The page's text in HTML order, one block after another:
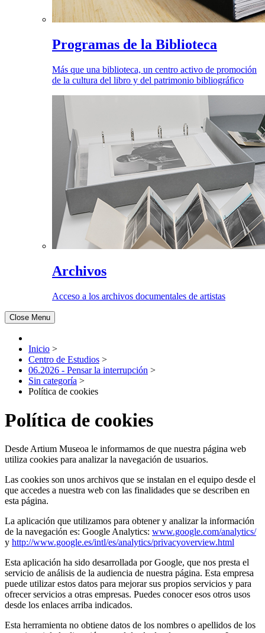
Programas de la Biblioteca
Más que una biblioteca, un centro activo de promoción
de la cultura del libro y del patrimonio bibliográfico
Archivos
Acceso a los archivos documentales de artistas
Close Menu
Inicio >
Centro de Estudios >
06.2026 - Pensar la interrupción >
Sin categoría >
Política de cookies
Política de cookies
Desde Artium Museoa le informamos de que nuestra página web
utiliza cookies para analizar la navegación de usuarios.
Las cookies son unos archivos que se instalan en el equipo desde el
que accedes a nuestra web con las finalidades que se describen en
esta página.
La aplicación que utilizamos para obtener y analizar la información
de la navegación es: Google Analytics: www.google.com/analytics/
y http://www.google.es/intl/es/analytics/privacyoverview.html
Esta aplicación ha sido desarrollada por Google, que nos presta el
servicio de análisis de la audiencia de nuestra página. Esta empresa
puede utilizar estos datos para mejorar sus propios servicios y para
ofrecer servicios a otras empresas. Puedes conocer esos otros usos
desde los enlaces arriba indicados.
Esta herramienta no obtiene datos de los nombres o apellidos de los